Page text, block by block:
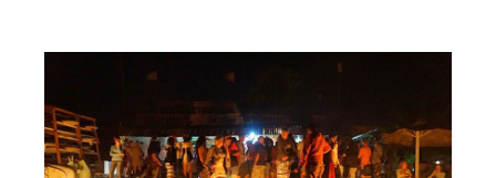
Продажа оборудования
Система скидок
Обучение кайтсерфингу